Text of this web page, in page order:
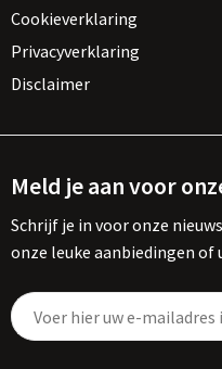
Cookieverklaring
Privacyverklaring
Disclaimer
Meld je aan voor
Schrijf je in voor onze
onze leuke aanbiedingen of